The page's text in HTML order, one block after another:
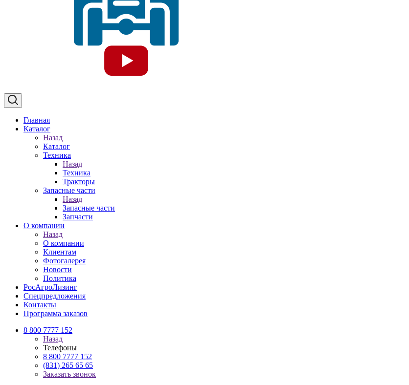
Главная
Каталог
Назад
Каталог
Техника
Назад
Техника
Тракторы
Запасные части
Назад
Запасные части
Запчасти
О компании
Назад
О компании
Клиентам
Фотогалерея
Новости
Политика
РосАгроЛизинг
Спецпредложения
Контакты
Программа заказов
8 800 7777 152
Назад
Телефоны
8 800 7777 152
(831) 265 65 65
Заказать звонок